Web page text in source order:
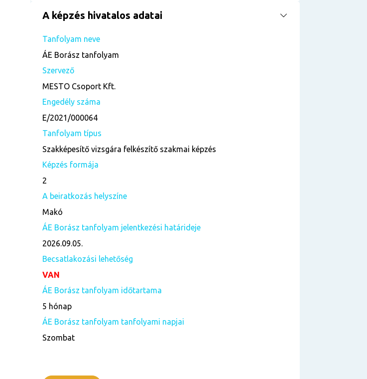
A képzés hivatalos adatai
Tanfolyam neve
ÁE Borász tanfolyam
Szervező
MESTO Csoport Kft.
Engedély száma
E/2021/000064
Tanfolyam típus
Szakképesítő vizsgára felkészítő szakmai képzés
Képzés formája
2
A beiratkozás helyszíne
Makó
ÁE Borász tanfolyam jelentkezési határideje
2026.09.05.
Becsatlakozási lehetőség
VAN
ÁE Borász tanfolyam időtartama
5 hónap
ÁE Borász tanfolyam tanfolyami napjai
Szombat